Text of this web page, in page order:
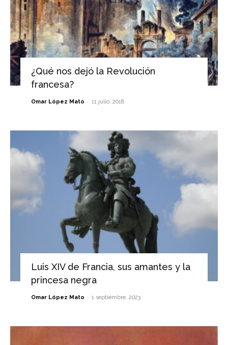
¿Qué nos dejó la Revolución
francesa?
Omar López Mato - 11 julio, 2018
Luis XIV de Francia, sus amantes y la
princesa negra
Omar López Mato - 1 septiembre, 2023